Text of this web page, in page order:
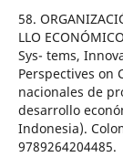
58.
LLO
Sys- tems,
Perspectives on
nacionales de
desarrollo
Indonesia).
9789264204485.